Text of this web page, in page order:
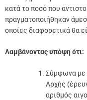
κατά το ποσό που
πραγματοποιήθηκαν
οποίες διαφορετικά θα
Λαμβάνοντας υπόψη ότι:
Σύμφωνα με
Αρχής
αριθμός